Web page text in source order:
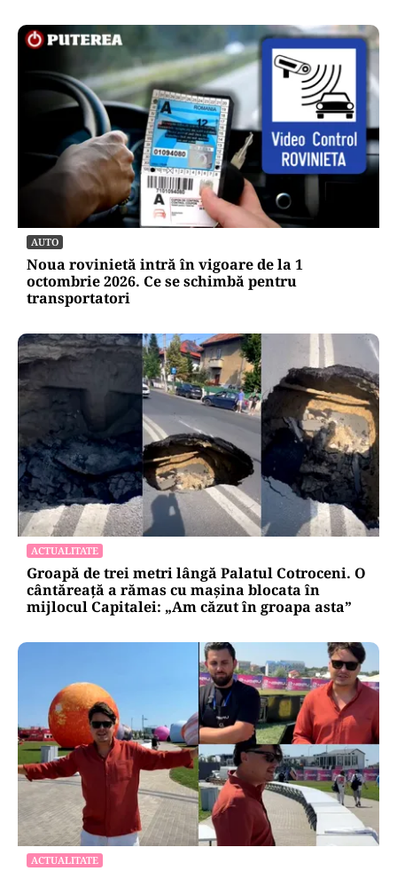
AUTO
Noua rovinietă intră în vigoare de la 1
octombrie 2026. Ce se schimbă pentru
transportatori
ACTUALITATE
Groapă de trei metri lângă Palatul Cotroceni. O
cântăreață a rămas cu mașina blocata în
mijlocul Capitalei: „Am căzut în groapa asta”
ACTUALITATE